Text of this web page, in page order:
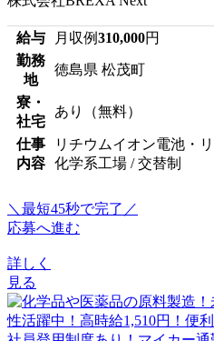
給与 月収例310,000円
勤務
地
徳島県 松茂町
寮・
社宅
あり（無料）
仕事
内容
リチウムイオン電池・
化学系工場 / 交替制
＼最短45秒で完了／
応募へ進む
詳しく
見る